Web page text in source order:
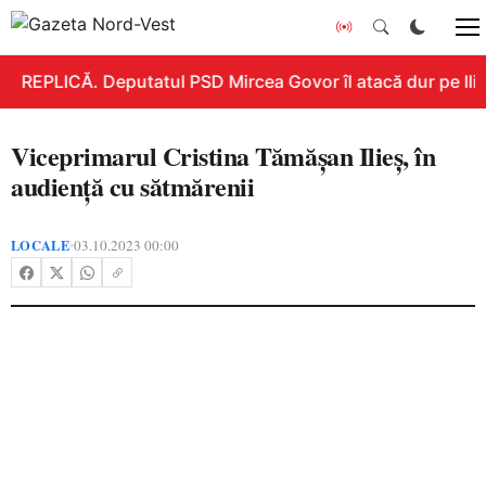
REPLICĂ. Deputatul PSD Mircea Govor îl atacă dur pe
Viceprimarul Cristina Tămășan Ilieș, în
audiență cu sătmărenii
LOCALE•03.10.2023 00:00